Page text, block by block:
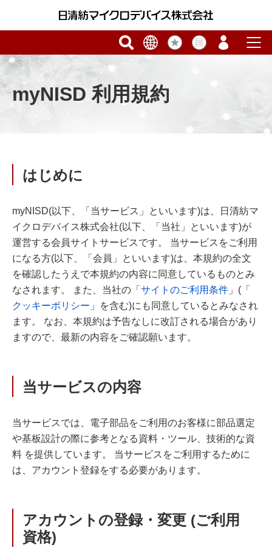
myNISD 利用規約
はじめに
myNISD(以下、「当サービス」といいます)は、日清紡マ
イクロデバイス株式会社(以下、「当社」といいます)が
運営する会員サイトサービスです。 当サービスをご利用
になる方(以下、「会員」といいます)は、本規約の全文
を確認したうえで本規約の内容に同意しているものとみ
なされます。 また、当社の「 サイトのご利用条件 」(「
クッキーポリシー 」を含む)にも同意しているとみなされ
ます。 なお、本規約は予告なしに改訂される場合があり
ますので、最新の内容をご確認願います。
当サービスの内容
当サービスでは、電子部品をご利用のお客様に部品選定
や基板設計の際に参考となる資料・ツール、技術的な資
料 を提供しています。 当サービスをご利用するために
は、アカウント登録をする必要があります。
アカウントの登録・変更 (ご利用
資格)